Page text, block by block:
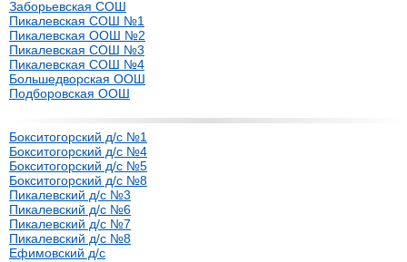
Заборьевская СОШ
Пикалевская СОШ №1
Пикалевская ООШ №2
Пикалевская СОШ №3
Пикалевская СОШ №4
Большедворская ООШ
Подборовская ООШ
Бокситогорский д/с №1
Бокситогорский д/с №4
Бокситогорский д/с №5
Бокситогорский д/с №8
Пикалевский д/с №3
Пикалевский д/с №6
Пикалевский д/с №7
Пикалевский д/с №8
Ефимовский д/с